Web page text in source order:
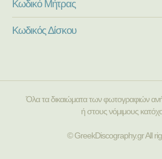
Κωδικό Μήτρας
Κωδικός Δίσκου
Όλα τα δικαιώματα των φωτογραφιών
ή στους νόμιμους
© GreekDiscography.gr All